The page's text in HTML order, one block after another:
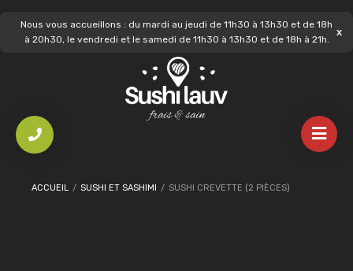
Nous vous accueillons : du mardi au jeudi de 11h30 à 13h30 et de 18h
à 20h30, le vendredi et le samedi de 11h30 à 13h30 et de 18h à 21h.
ACCUEIL / SUSHI ET SASHIMI / SUSHI CREVETTE (2 PIÈCES)